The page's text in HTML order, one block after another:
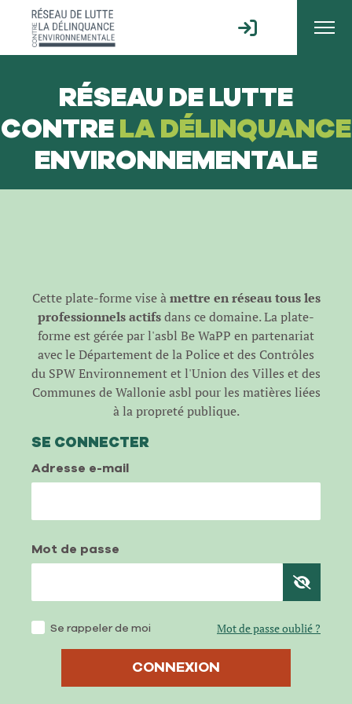
RÉSEAU DE LUTTE
CONTRELA DÉLINQUANCE
ENVIRONNEMENTALE
Cette plate-forme vise àmettre en réseau tous les
professionnels actifsdans ce domaine. La plate-
forme est gérée par l'asbl Be WaPP en partenariat
avec le Département de la Police et des Contrôles
du SPW Environnement et l'Union des Villes et des
Communes de Wallonie asbl pour les matières liées
à la propreté publique.
SE CONNECTER
Adresse e-mail
Mot de passe
Se rappeler de moi Mot de passe oublié ?
CONNEXION